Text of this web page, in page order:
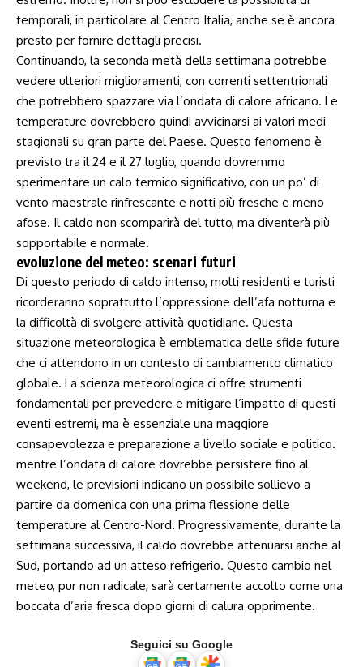
temporali, in particolare al Centro Italia, anche se è ancora
presto per fornire dettagli precisi.
Continuando, la seconda metà della settimana potrebbe
vedere ulteriori miglioramenti, con correnti settentrionali
che potrebbero spazzare via l’ondata di calore africano. Le
temperature dovrebbero quindi avvicinarsi ai valori medi
stagionali su gran parte del Paese. Questo fenomeno è
previsto tra il 24 e il 27 luglio, quando dovremmo
sperimentare un calo termico significativo, con un po’ di
vento maestrale rinfrescante e notti più fresche e meno
afose. Il caldo non scomparirà del tutto, ma diventerà più
sopportabile e normale.
evoluzione del meteo: scenari futuri
Di questo periodo di caldo intenso, molti residenti e turisti
ricorderanno soprattutto l’oppressione dell’afa notturna e
la difficoltà di svolgere attività quotidiane. Questa
situazione meteorologica è emblematica delle sfide future
che ci attendono in un contesto di cambiamento climatico
globale. La scienza meteorologica ci offre strumenti
fondamentali per prevedere e mitigare l’impatto di questi
eventi estremi, ma è essenziale una maggiore
consapevolezza e preparazione a livello sociale e politico.
mentre l’ondata di calore dovrebbe persistere fino al
weekend, le previsioni indicano un possibile sollievo a
partire da domenica con una prima flessione delle
temperature al Centro-Nord. Progressivamente, durante la
settimana successiva, il caldo dovrebbe attenuarsi anche al
Sud, portando ad un atteso refrigerio. Questo cambio nel
meteo, pur non radicale, sarà certamente accolto come una
boccata d’aria fresca dopo giorni di calura opprimente.
Seguici su Google